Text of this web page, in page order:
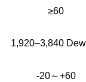
≥60
1,920–3,840
-20～+60